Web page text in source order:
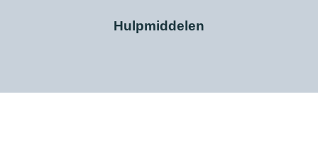
Hulpmiddelen